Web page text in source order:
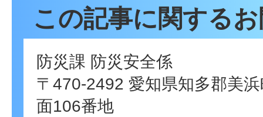
この記事に関する
防災課 防災安全係
〒470-2492 愛知県知多郡美
面106番地